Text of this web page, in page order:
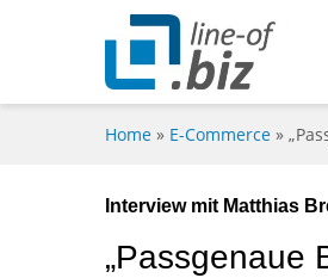
Home » E-Commerce »
Interview mit Matthias
„Passgenaue